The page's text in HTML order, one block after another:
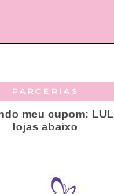
PARCERIAS
meu cupom:
lojas abaixo